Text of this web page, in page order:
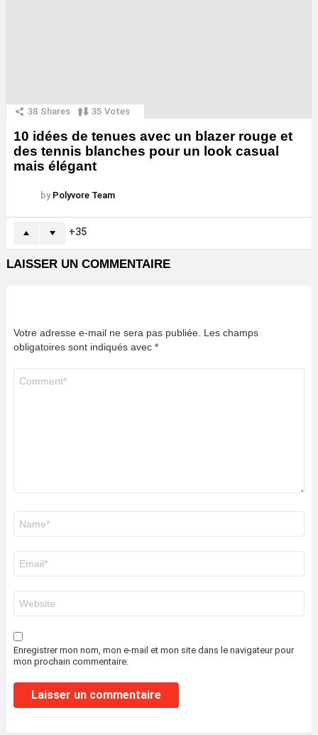
38 Shares 35 Votes
10 idées de tenues avec un blazer rouge et
des tennis blanches pour un look casual
mais élégant
by Polyvore Team
35
LAISSER UN COMMENTAIRE
Votre adresse e-mail ne sera pas publiée. Les champs
obligatoires sont indiqués avec *
mail
*
web
Enregistrer mon nom, mon e-mail et mon site dans le navigateur pour
mon prochain commentaire.